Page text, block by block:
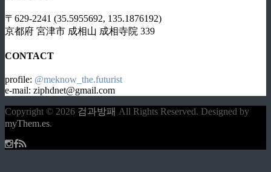
〒629-2241 (35.5955692, 135.1876192)
京都府 宮津市 成相山 成相寺院 339
CONTACT
profile: @meknow_the.futurist
e-mail: ziphdnet@gmail.com
Copyright © 2026 검과방패 All Rights Reserved. Designed by
myThem.es.